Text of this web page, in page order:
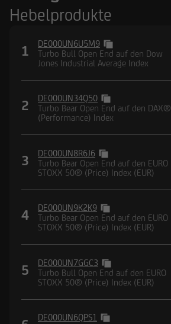
Hebelprodukte
1
DE000UN6U5M9
Turbo Bull Open End auf den Dow
Jones Industrial Average Index
2
DE000UN34Q50
Turbo Bear Open End auf den DAX®
(Performance) Index
3
DE000UN8R6J6
Turbo Bear Open End auf den EURO
STOXX 50® (Price) Index (EUR)
4
DE000UN9K2K9
Turbo Bear Open End auf den EURO
STOXX 50® (Price) Index (EUR)
5
DE000UN7GGC3
Turbo Bull Open End auf den EURO
STOXX 50® (Price) Index (EUR)
DE000UN6QPS1